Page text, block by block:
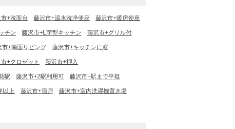
+洗面台 藤沢市+温水洗浄便座 藤沢市+暖房便座
チン 藤沢市+L字型キッチン 藤沢市+グリル付
市+南面リビング 藤沢市+キッチンに窓
+クロゼット 藤沢市+押入
駅 藤沢市+2駅利用可 藤沢市+駅まで平坦
以上 藤沢市+雨戸 藤沢市+室内洗濯機置き場